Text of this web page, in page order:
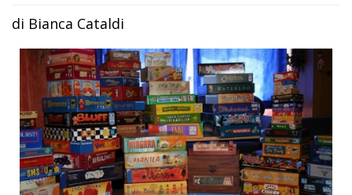
di Bianca Cataldi